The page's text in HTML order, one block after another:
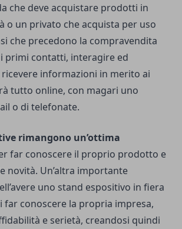
che deve acquistare prodotti in
o un privato che acquista per uso
che precedono la compravendita
primi contatti, interagire ed
informazioni in merito ai
tutto online, con magari uno
o di telefonate.
rimangono un’ottima
far conoscere il proprio prodotto e
novità. Un’altra importante
uno stand espositivo in fiera
far conoscere la propria impresa,
e serietà, creandosi quindi